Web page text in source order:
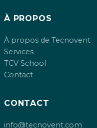
À PROPOS
À propos de Tecnovent
Services
TCV School
Contact
CONTACT
info@tecnovent.com